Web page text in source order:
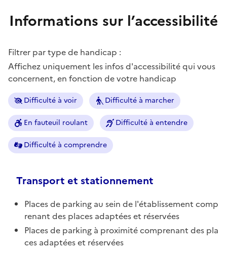
Informations sur l’accessibilité
Filtrer par type de handicap :
Affichez uniquement les infos d'accessibilité qui vous
concernent, en fonction de votre handicap
Difficulté à voir Difficulté à marcher
En fauteuil roulant Difficulté à entendre
Difficulté à comprendre
Transport et stationnement
Places de parking au sein de l'établissement comp
renant des places adaptées et réservées
Places de parking à proximité comprenant des pla
ces adaptées et réservées